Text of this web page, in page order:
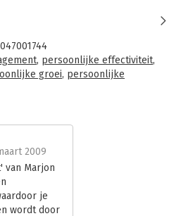
inlevert. Vooral doen waar u
een solide plan waarmee u
en ambities komt. De
praktijk die u ermee kunt maken.
deze ideeën tot hun recht
werkelijke talenten zijn, schudt
omgevingseisen van u af en spreid
managers en medewerkers die
, persoonlijke effectiviteit,
groei, persoonlijke
Contact
2009
effectiviteit
2009
van Marjon
je
wordt door